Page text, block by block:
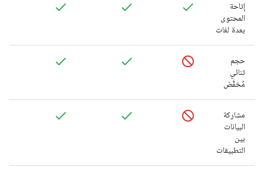
إتاحة
المحتوى
بعدة لغات
حجم
ثنائي
مُخفَّض
مشاركة
البيانات
بين
التطبيقات